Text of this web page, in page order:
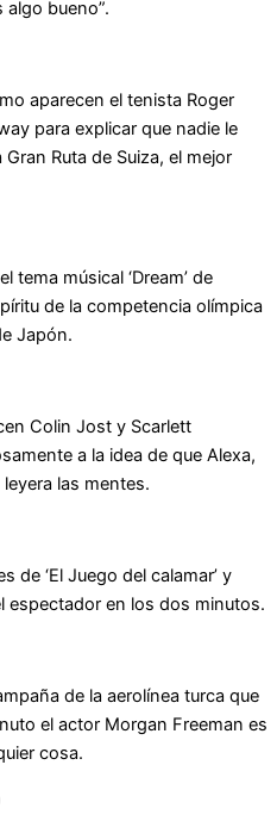
algo bueno”.
aparecen el tenista Roger
para explicar que nadie le
Ruta de Suiza, el mejor
tema músical ‘Dream’ de
de la competencia olímpica
Japón.
Colin Jost y Scarlett
a la idea de que Alexa,
las mentes.
de ‘El Juego del calamar’ y
espectador en los dos minutos.
de la aerolínea turca que
el actor Morgan Freeman es
cosa.